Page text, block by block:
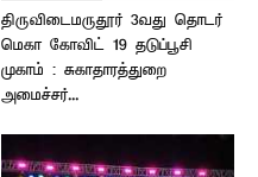
திருவிடைமருதூர் 3வது தொடர்
மெகா கோவிட் 19 தடுப்பூசி
முகாம் : சுகாதாரத்துறை
அமைச்சர்...